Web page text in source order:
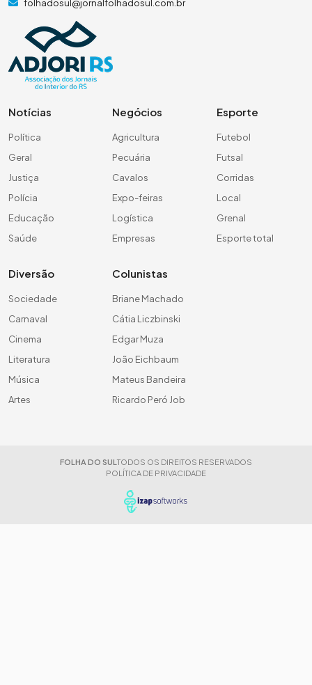
folhadosul@jornalfolhadosul.com.br
Notícias
Política
Geral
Justiça
Polícia
Educação
Saúde
Negócios
Agricultura
Pecuária
Cavalos
Expo-feiras
Logística
Empresas
Esporte
Futebol
Futsal
Corridas
Local
Grenal
Esporte total
Diversão
Sociedade
Carnaval
Cinema
Literatura
Música
Artes
Colunistas
Briane Machado
Cátia Liczbinski
Edgar Muza
João Eichbaum
Mateus Bandeira
Ricardo Peró Job
FOLHA DO SUL TODOS OS DIREITOS RESERVADOS
POLÍTICA DE PRIVACIDADE